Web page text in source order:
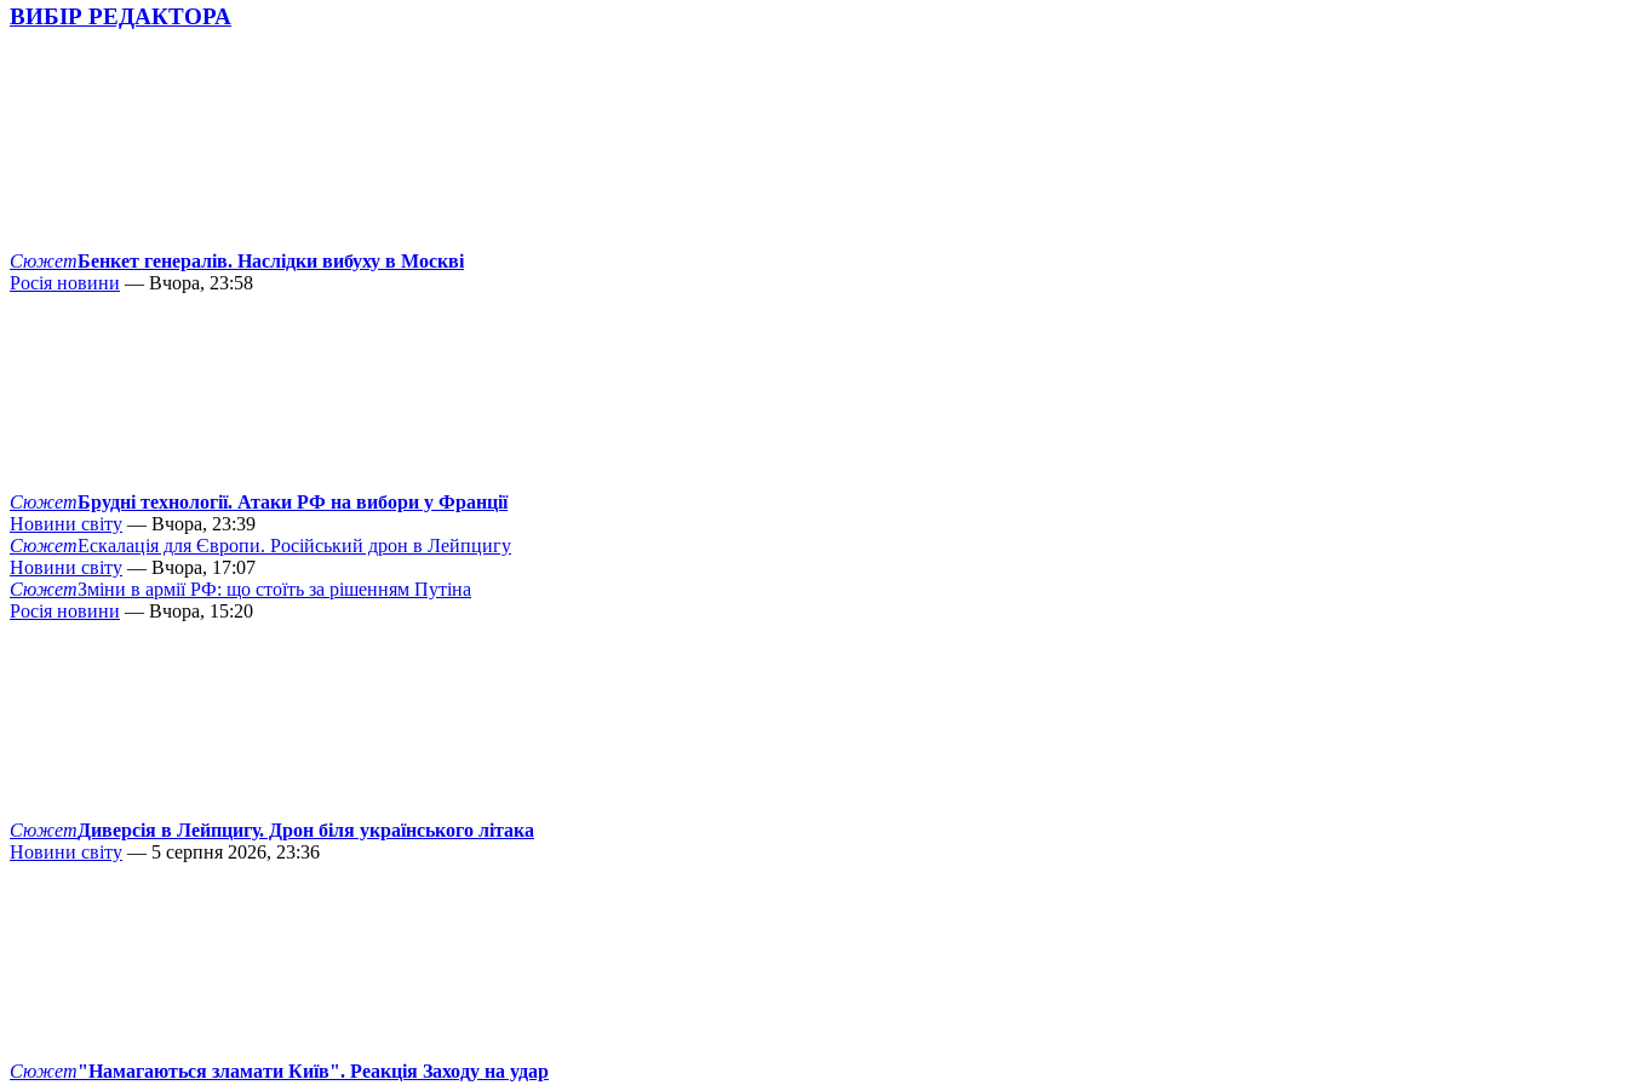
ВИБІР РЕДАКТОРА
СюжетБенкет генералів. Наслідки вибуху в Москві
Росія новини — Вчора, 23:58
СюжетБрудні технології. Атаки РФ на вибори у Франції
Новини світу — Вчора, 23:39
СюжетЕскалація для Європи. Російський дрон в Лейпцигу
Новини світу — Вчора, 17:07
СюжетЗміни в армії РФ: що стоїть за рішенням Путіна
Росія новини — Вчора, 15:20
СюжетДиверсія в Лейпцигу. Дрон біля українського літака
Новини світу — 5 серпня 2026, 23:36
Сюжет"Намагаються зламати Київ". Реакція Заходу на удар